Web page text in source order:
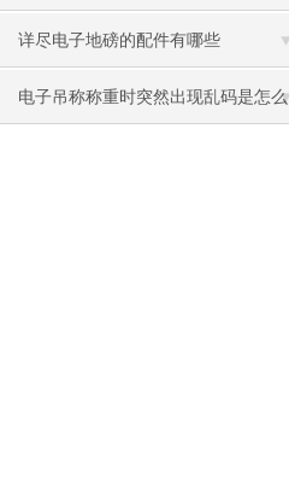
详尽电子地磅的配件有哪些
电子吊称称重时突然出现乱码是怎么